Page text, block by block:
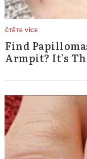
Find
Armpit? It's